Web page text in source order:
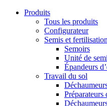
Produits
Tous les produits
Configurateur
Semis et fertilisation
Semoirs
Unité de
Épandeurs
Travail du sol
Préparateurs